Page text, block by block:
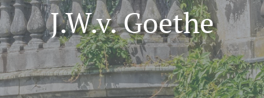
J.W.v. Goethe